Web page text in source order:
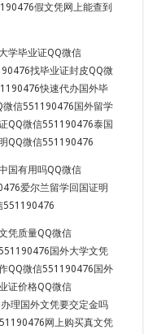
假文凭网上能查到
学毕业证QQ微信
找毕业证封皮QQ微
快速代办国外毕
微信551190476国外留学
QQ微信551190476泰国
QQ微信551190476
国有用吗QQ微信
爱尔兰留学回国证明
551190476
凭质量QQ微信
国外大学文凭
QQ微信551190476国外
证价格QQ微信
理国外文凭要交定金吗
网上购买真文凭